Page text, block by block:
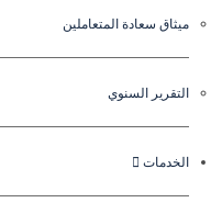
ميثاق سعادة المتعاملين
التقرير السنوي
الخدمات